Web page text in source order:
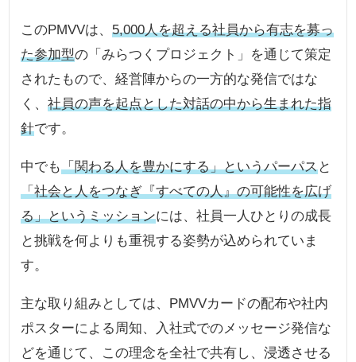
このPMVVは、5,000人を超える社員から有志を募っ
た参加型の「みらつくプロジェクト」を通じて策定
されたもので、経営陣からの一方的な発信ではな
く、社員の声を起点とした対話の中から生まれた指
針です。
中でも「関わる人を豊かにする」というパーパスと
「社会と人をつなぎ『すべての人』の可能性を広げ
る」というミッションには、社員一人ひとりの成長
と挑戦を何よりも重視する姿勢が込められていま
す。
主な取り組みとしては、PMVVカードの配布や社内
ポスターによる周知、入社式でのメッセージ発信な
どを通じて、この理念を全社で共有し、浸透させる